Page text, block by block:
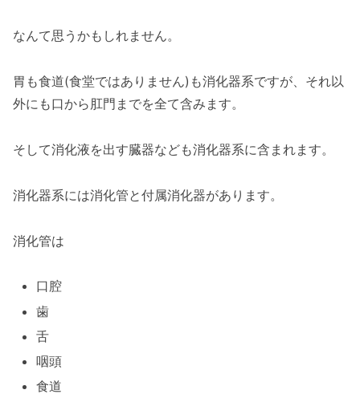
なんて思うかもしれません。
胃も食道(食堂ではありません)も消化器系ですが、それ以
外にも口から肛門までを全て含みます。
そして消化液を出す臓器なども消化器系に含まれます。
消化器系には消化管と付属消化器があります。
消化管は
口腔
歯
舌
咽頭
食道